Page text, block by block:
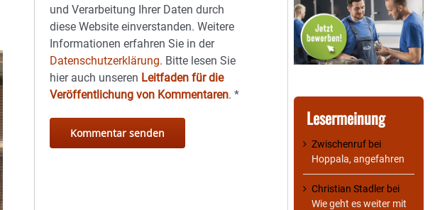
und Verarbeitung Ihrer Daten durch
diese Website einverstanden. Weitere
Informationen erfahren Sie in der
Datenschutzerklärung. Bitte lesen Sie
hier auch unseren Leitfaden für die
Veröffentlichung von Kommentaren.*
Lesermeinung
Zwischenruf bei
Hoppala, angefahren
Christian Stadler bei
Wie geht es weiter mit